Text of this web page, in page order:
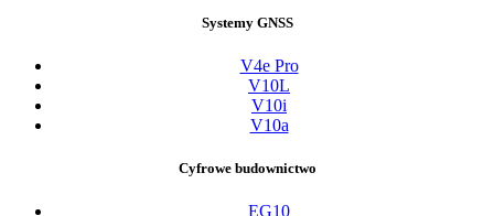
Systemy GNSS
V4e Pro
V10L
V10i
V10a
Cyfrowe budownictwo
EG10